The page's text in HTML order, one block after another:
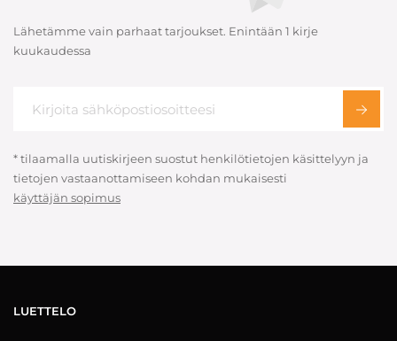
Lähetämme vain parhaat tarjoukset. Enintään 1 kirje
kuukaudessa
* tilaamalla uutiskirjeen suostut henkilötietojen käsittelyyn ja
tietojen vastaanottamiseen kohdan mukaisesti
käyttäjän sopimus
LUETTELO